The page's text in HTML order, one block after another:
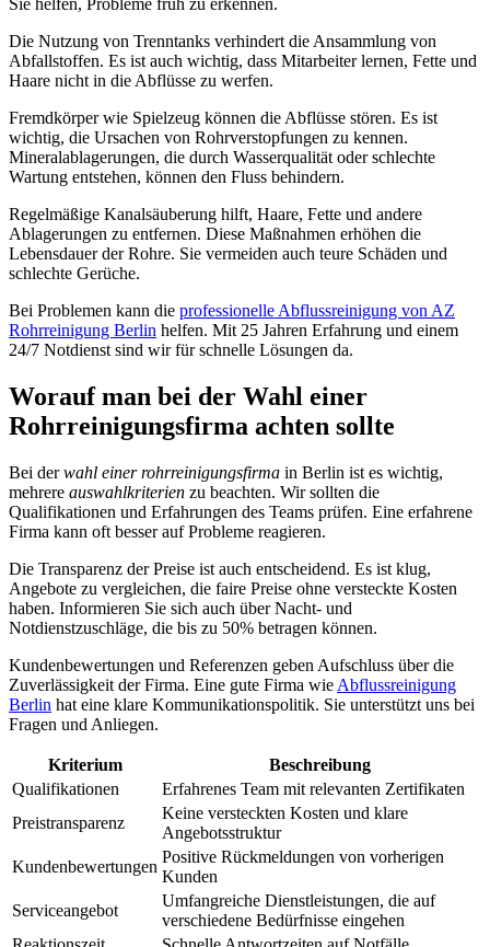
Sie helfen, Probleme früh zu erkennen.
Die Nutzung von Trenntanks verhindert die Ansammlung von
Abfallstoffen. Es ist auch wichtig, dass Mitarbeiter lernen, Fette und
Haare nicht in die Abflüsse zu werfen.
Fremdkörper wie Spielzeug können die Abflüsse stören. Es ist
wichtig, die Ursachen von Rohrverstopfungen zu kennen.
Mineralablagerungen, die durch Wasserqualität oder schlechte
Wartung entstehen, können den Fluss behindern.
Regelmäßige Kanalsäuberung hilft, Haare, Fette und andere
Ablagerungen zu entfernen. Diese Maßnahmen erhöhen die
Lebensdauer der Rohre. Sie vermeiden auch teure Schäden und
schlechte Gerüche.
Bei Problemen kann die professionelle Abflussreinigung von AZ
Rohrreinigung Berlin helfen. Mit 25 Jahren Erfahrung und einem
24/7 Notdienst sind wir für schnelle Lösungen da.
Worauf man bei der Wahl einer
Rohrreinigungsfirma achten sollte
Bei derwahl einer rohrreinigungsfirma in Berlin ist es wichtig,
mehrere auswahlkriterien zu beachten. Wir sollten die
Qualifikationen und Erfahrungen des Teams prüfen. Eine erfahrene
Firma kann oft besser auf Probleme reagieren.
Die Transparenz der Preise ist auch entscheidend. Es ist klug,
Angebote zu vergleichen, die faire Preise ohne versteckte Kosten
haben. Informieren Sie sich auch über Nacht- und
Notdienstzuschläge, die bis zu 50% betragen können.
Kundenbewertungen und Referenzen geben Aufschluss über die
Zuverlässigkeit der Firma. Eine gute Firma wie Abflussreinigung
Berlin hat eine klare Kommunikationspolitik. Sie unterstützt uns bei
Fragen und Anliegen.
Kriterium
Beschreibung
Qualifikationen
Erfahrenes Team mit relevanten Zertifikaten
Preistransparenz
Keine versteckten Kosten und klare
Angebotsstruktur
Kundenbewertungen
Positive Rückmeldungen von vorherigen
Kunden
Serviceangebot
Umfangreiche Dienstleistungen, die auf
verschiedene Bedürfnisse eingehen